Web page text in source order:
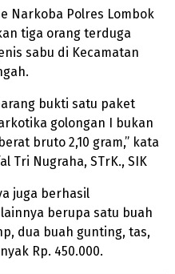
Narkoba Polres Lombok
tiga orang terduga
sabu di Kecamatan
bukti satu paket
golongan I bukan
bruto 2,10 gram,” kata
Tri Nugraha, STrK., SIK
juga berhasil
berupa satu buah
dua buah gunting, tas,
Rp. 450.000.